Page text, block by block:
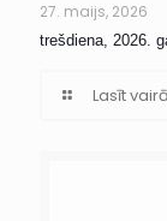
27. maijs, 2026
trešdiena, 2026.
Lasīt